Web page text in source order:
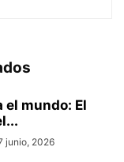
el mundo: El
junio, 2026